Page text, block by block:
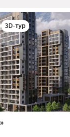
3D-тур